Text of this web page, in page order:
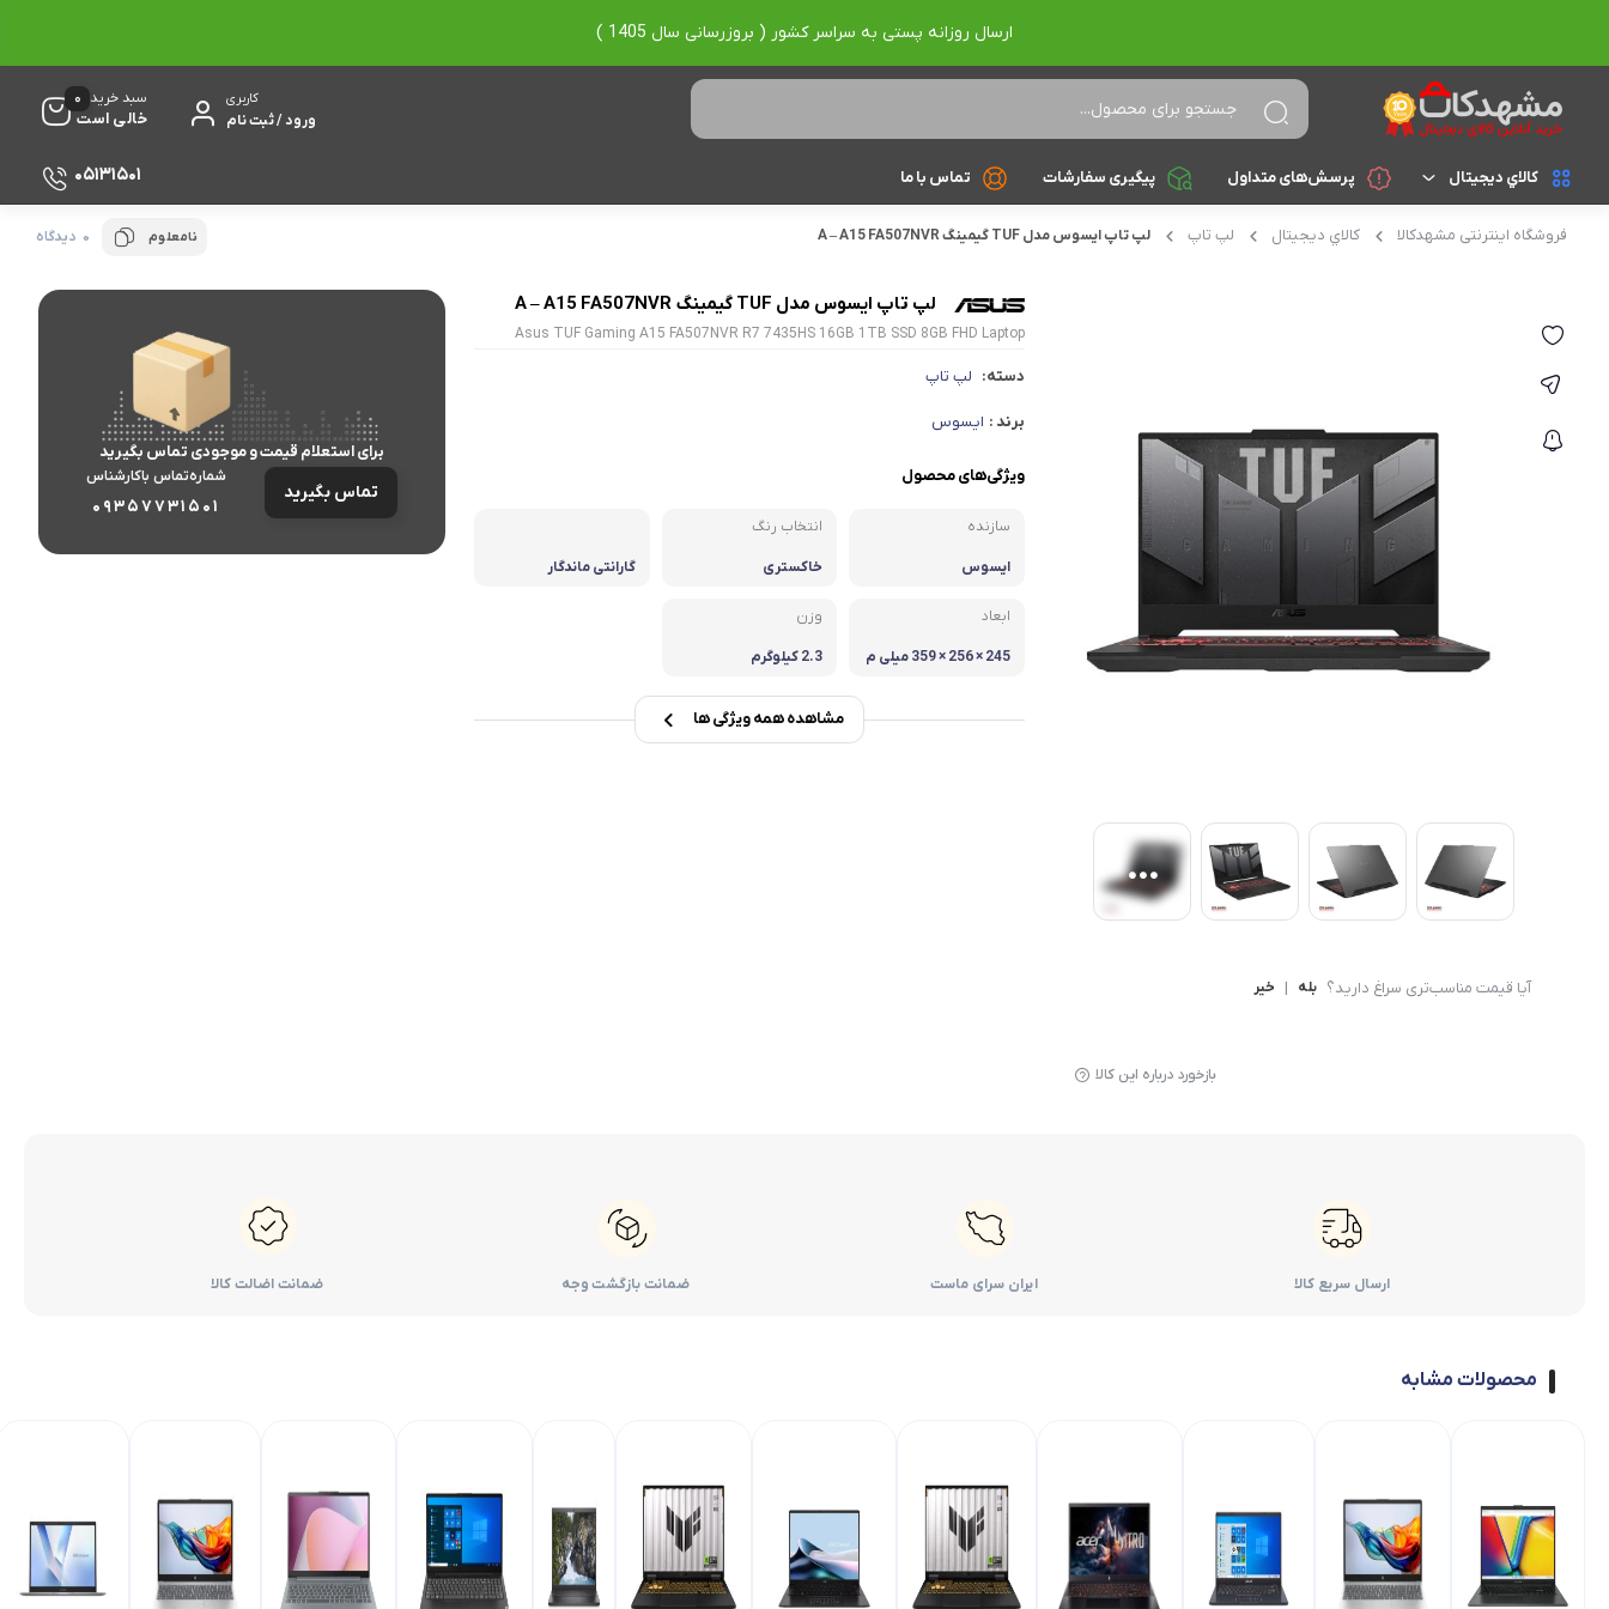
ارسال روزانه پستی به سراسر کشور ( بروزرسانی سال 1405 )
کاربری
ورود / ثبت نام
سبد خرید
خالی است
0
کالاي ديجيتال
لپ تاپ براساس cpu
Core i5
Core i7
Ryzen 3
براساس برند
msi
کامپیوتر های همه کاره
پرسش‌های متداول پیگیری سفارشات تماس با ما 05131501
فروشگاه اینترنتی مشهدکالا کالاي ديجيتال لپ تاپ لپ تاپ ایسوس مدل TUF گیمینگ A – A15 FA507NVR نامعلوم 0 دیدگاه
آیا قیمت مناسب‌تری سراغ دارید؟ بله | خیر
بازخورد درباره این کالا
لپ تاپ ایسوس مدل TUF گیمینگ A – A15 FA507NVR
Asus TUF Gaming A15 FA507NVR R7 7435HS 16GB 1TB SSD 8GB FHD Laptop
دسته: لپ تاپ
برند : ایسوس
ویژگی‌های محصول
سازنده
ایسوس
انتخاب رنگ
خاکستری گارانتی ماندگار
ابعاد
245 × 256 × 359 میلی‌ م
وزن
2.3 کیلوگرم
مشاهده همه ویژگی ها
برای استعلام قیمت و موجودی تماس بگیرید
تماس بگیرید
شماره‌تماس‌ با‌کارشناس
09357731501
ارسال سریع کالا ایران سرای ماست ضمانت بازگشت وجه ضمانت اضالت کالا
محصولات مشابه